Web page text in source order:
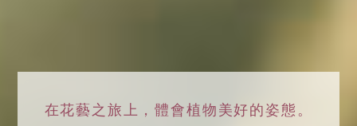
在花藝之旅上，體會植物美好的姿態。